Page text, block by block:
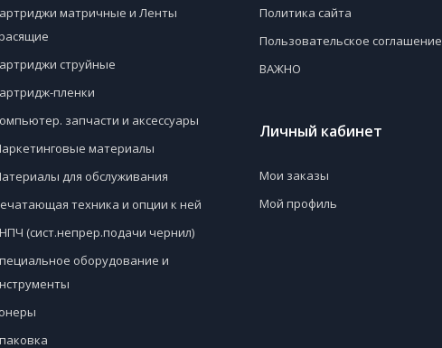
матричные и Ленты
струйные
пленки
запчасти и аксессуары
материалы
для обслуживания
техника и опции к ней
(сист.непрер.подачи чернил)
оборудование и
Политика сайта
Пользовательское соглашение
ВАЖНО
Личный кабинет
Мои заказы
Мой профиль